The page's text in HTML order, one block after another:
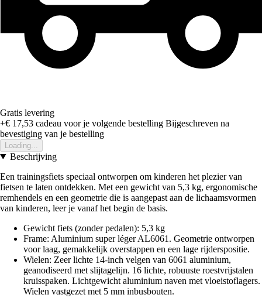
Gratis levering
+€ 17,53 cadeau voor je volgende bestelling Bijgeschreven na
bevestiging van je bestelling
Loading...
Beschrijving
Een trainingsfiets speciaal ontworpen om kinderen het plezier van
fietsen te laten ontdekken. Met een gewicht van 5,3 kg, ergonomische
remhendels en een geometrie die is aangepast aan de lichaamsvormen
van kinderen, leer je vanaf het begin de basis.
Gewicht fiets (zonder pedalen): 5,3 kg
Frame: Aluminium super léger AL6061. Geometrie ontworpen
voor laag, gemakkelijk overstappen en een lage rijderspositie.
Wielen: Zeer lichte 14-inch velgen van 6061 aluminium,
geanodiseerd met slijtagelijn. 16 lichte, robuuste roestvrijstalen
kruisspaken. Lichtgewicht aluminium naven met vloeistoflagers.
Wielen vastgezet met 5 mm inbusbouten.